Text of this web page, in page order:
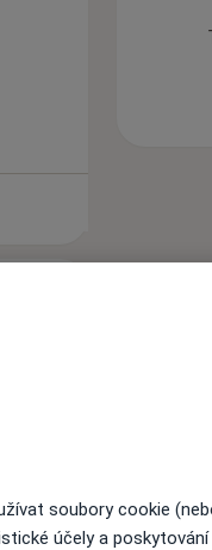
soubory cookie
účely a poskytování